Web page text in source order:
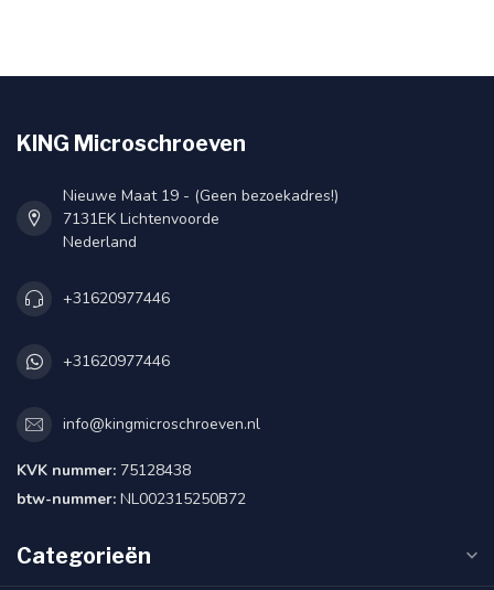
KING Microschroeven
Nieuwe Maat 19 - (Geen bezoekadres!)
7131EK Lichtenvoorde
Nederland
+31620977446
+31620977446
info@kingmicroschroeven.nl
KVK nummer: 75128438
btw-nummer: NL002315250B72
Categorieën